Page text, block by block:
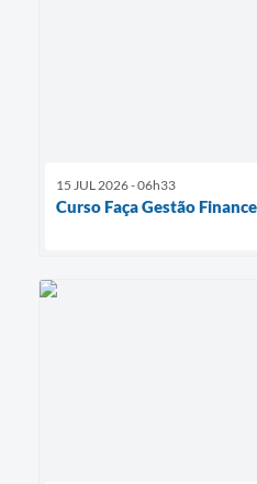
15 JUL 2026 - 06h33
Curso Faça Gestão